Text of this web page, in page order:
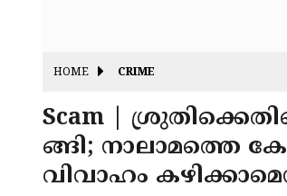
HOME CRIME
Scam |
ങ്ങി; നാലാമത്തെ
വിവാഹം